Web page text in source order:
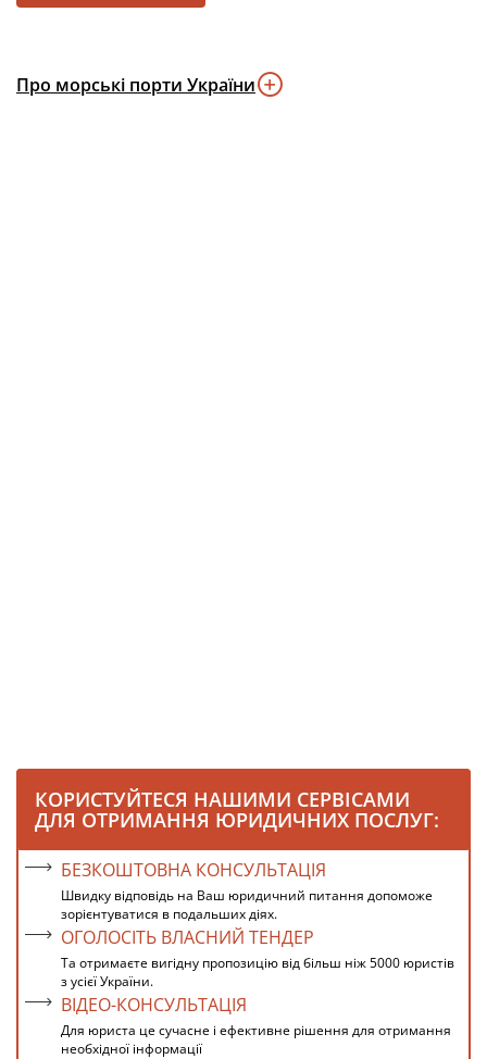
Про морські порти України
КОРИСТУЙТЕСЯ НАШИМИ СЕРВІСАМИ
ДЛЯ ОТРИМАННЯ ЮРИДИЧНИХ ПОСЛУГ:
БЕЗКОШТОВНА КОНСУЛЬТАЦІЯ
Швидку відповідь на Ваш юридичний питання допоможе
зорієнтуватися в подальших діях.
ОГОЛОСІТЬ ВЛАСНИЙ ТЕНДЕР
Та отримаєте вигідну пропозицію від більш ніж 5000 юристів
з усієї України.
ВІДЕО-КОНСУЛЬТАЦІЯ
Для юриста це сучасне і ефективне рішення для отримання
необхідної інформації